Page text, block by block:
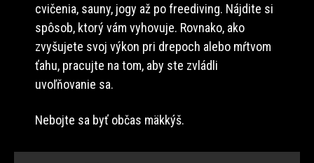
cvičenia, sauny, jogy až po freediving. Nájdite si
spôsob, ktorý vám vyhovuje. Rovnako, ako
zvyšujete svoj výkon pri drepoch alebo mŕtvom
ťahu, pracujte na tom, aby ste zvládli
uvoľňovanie sa.
Nebojte sa byť občas mäkkýš.